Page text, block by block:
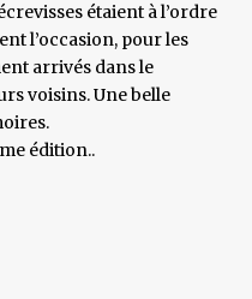
étaient à l’ordre
l’occasion, pour les
arrivés dans le
voisins. Une belle
édition..